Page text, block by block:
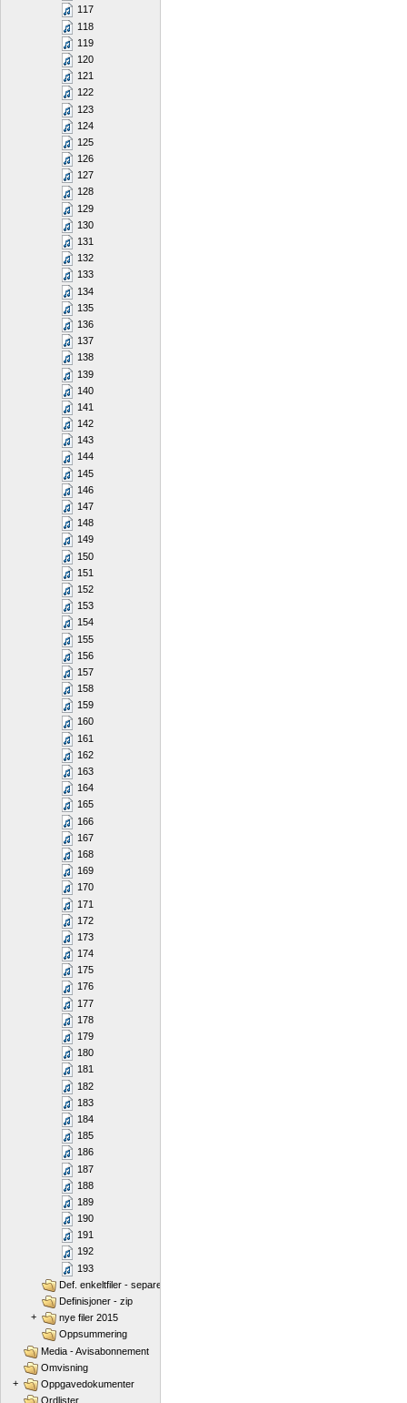
117
118
119
120
121
122
123
124
125
126
127
128
129
130
131
132
133
134
135
136
137
138
139
140
141
142
143
144
145
146
147
148
149
150
151
152
153
154
155
156
157
158
159
160
161
162
163
164
165
166
167
168
169
170
171
172
173
174
175
176
177
178
179
180
181
182
183
184
185
186
187
188
189
190
191
192
193
Def. enkeltfiler - separert
Definisjoner - zip
+
nye filer 2015
Oppsummering
Media - Avisabonnement
Omvisning
+
Oppgavedokumenter
Ordlister